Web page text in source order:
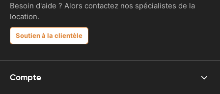
Besoin d'aide ? Alors contactez nos spécialistes de la
location.
Soutien à la clientèle
Compte